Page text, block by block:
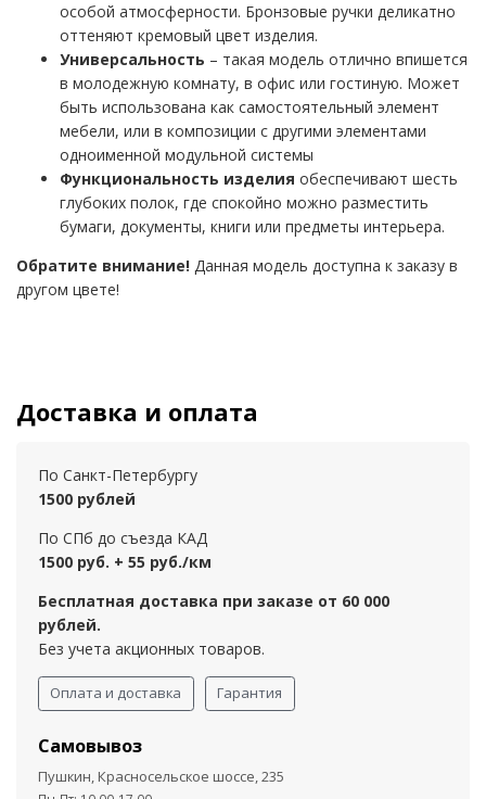
особой атмосферности. Бронзовые ручки деликатно
оттеняют кремовый цвет изделия.
Универсальность – такая модель отлично впишется
в молодежную комнату, в офис или гостиную. Может
быть использована как самостоятельный элемент
мебели, или в композиции с другими элементами
одноименной модульной системы
Функциональность изделия обеспечивают шесть
глубоких полок, где спокойно можно разместить
бумаги, документы, книги или предметы интерьера.
Обратите внимание! Данная модель доступна к заказу в
другом цвете!
Доставка и оплата
По Санкт-Петербургу
1500 рублей
По СПб до съезда КАД
1500 руб. + 55 руб./км
Бесплатная доставка при заказе от 60 000
рублей.
Без учета акционных товаров.
Оплата и доставка Гарантия
Самовывоз
Пушкин, Красносельское шоссе, 235